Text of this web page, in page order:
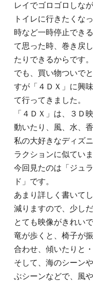
レイでゴロゴロしな
トイレに行きたくな
時など一時停止でき
て思った時、巻き戻
たりできるからです。
でも、買い物ついで
すが 「４ＤＸ」に興
て行ってきました。
「４ＤＸ」は、３Ｄ
動いたり、
風、水、
私の大好きなディズ
ラクションに似てい
今回見たのは「ジュ
ド」です。
あまり詳しく書いて
減りますので、 少し
とても映像がきれい
竜が歩くと、椅子が
合わせ、傾いたりと・
そして、海のシーン
ぶシーンなどで、
風